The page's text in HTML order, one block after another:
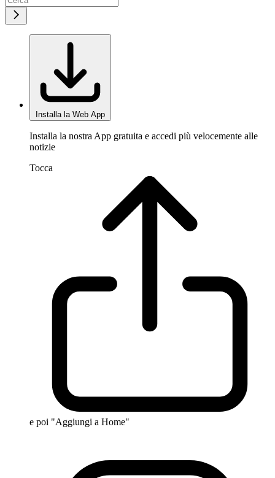
Installa la Web App
Installa la nostra App gratuita e accedi più velocemente alle
notizie
Tocca
e poi "Aggiungi a Home"